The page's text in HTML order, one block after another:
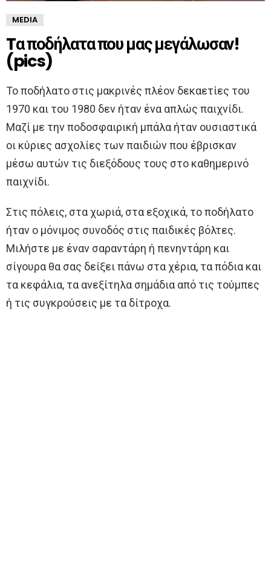
MEDIA
Tα ποδήλατα που μας μεγάλωσαν!
(pics)
Το ποδήλατο στις μακρινές πλέον δεκαετίες του
1970 και του 1980 δεν ήταν ένα απλώς παιχνίδι.
Μαζί με την ποδοσφαιρική μπάλα ήταν ουσιαστικά
οι κύριες ασχολίες των παιδιών που έβρισκαν
μέσω αυτών τις διεξόδους τους στο καθημερινό
παιχνίδι.
Στις πόλεις, στα χωριά, στα εξοχικά, το ποδήλατο
ήταν ο μόνιμος συνοδός στις παιδικές βόλτες.
Μιλήστε με έναν σαραντάρη ή πενηντάρη και
σίγουρα θα σας δείξει πάνω στα χέρια, τα πόδια και
τα κεφάλια, τα ανεξίτηλα σημάδια από τις τούμπες
ή τις συγκρούσεις με τα δίτροχα.